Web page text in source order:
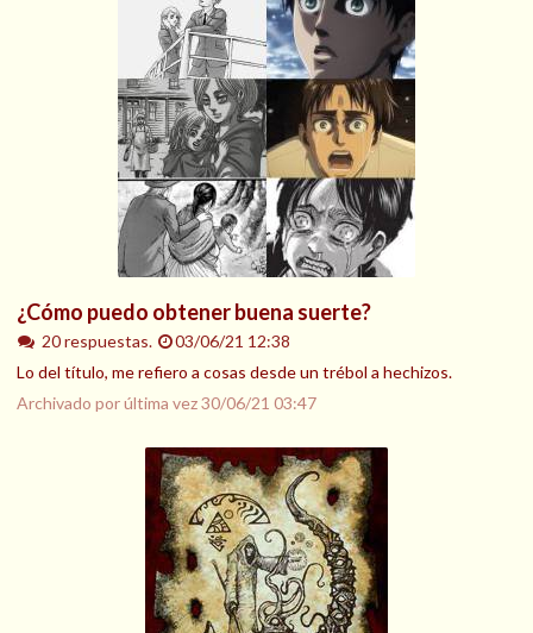
¿Cómo puedo obtener buena suerte?
20 respuestas.
03/06/21 12:38
Lo del título, me refiero a cosas desde un trébol a hechizos.
Archivado por última vez30/06/21 03:47